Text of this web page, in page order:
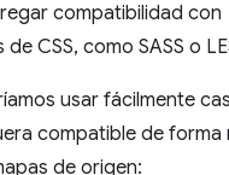
compatibilidad con
CSS, como SASS o
usar fácilmente
compatible de forma
de origen: